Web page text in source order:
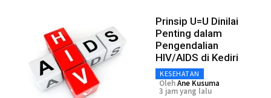
Prinsip U=U Dinilai
Penting dalam
Pengendalian
HIV/AIDS di Kediri
KESEHATAN
OlehAne Kusuma
3 jam yang lalu